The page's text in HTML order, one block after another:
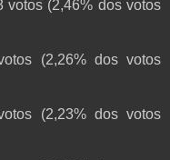
votos (2,46% dos votos
(2,26% dos votos
(2,23% dos votos